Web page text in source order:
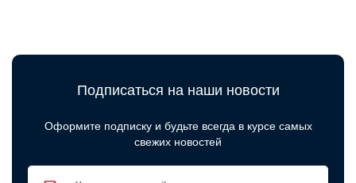
Подписаться на наши новости
Оформите подписку и будьте всегда в курсе самых
свежих новостей